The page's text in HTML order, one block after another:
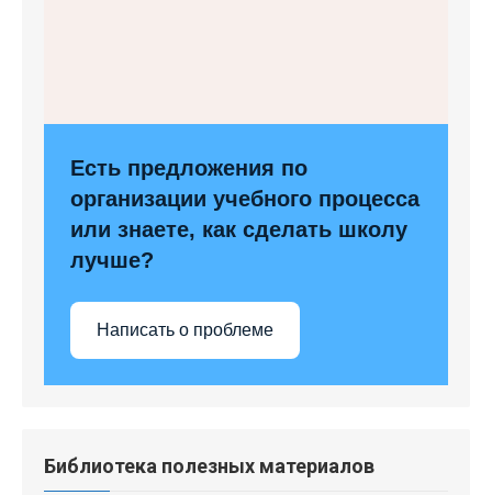
Есть предложения по
организации учебного процесса
или знаете, как сделать школу
лучше?
Написать о проблеме
Библиотека полезных материалов